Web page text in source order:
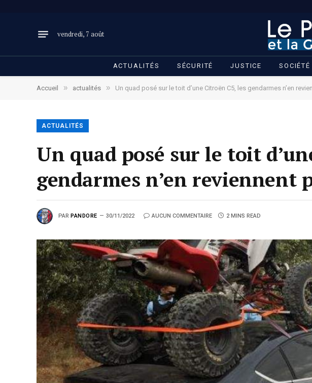
vendredi, 7 août
ACTUALITÉS SÉCURITÉ JUSTICE SOCIÉTÉ
Accueil » actualités » Un quad posé sur le toit d’une Citroën C5, les gendarmes n’en
ACTUALITÉS
Un quad posé sur le toit
gendarmes n’en reviennent
PAR PANDORE 30/11/2022 AUCUN COMMENTAIRE 2 MINS READ